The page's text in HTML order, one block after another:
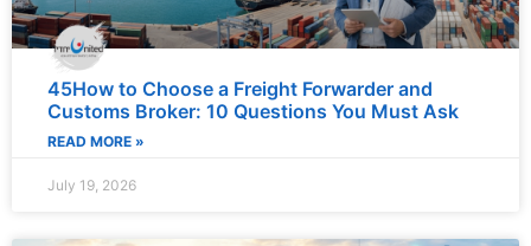
45How to Choose a Freight Forwarder and
Customs Broker: 10 Questions You Must Ask
READ MORE »
July 19, 2026